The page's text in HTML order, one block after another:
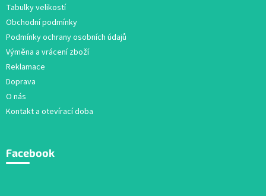
Tabulky velikostí
Obchodní podmínky
Podmínky ochrany osobních údajů
Výměna a vrácení zboží
Reklamace
Doprava
O nás
Kontakt a otevírací doba
Facebook